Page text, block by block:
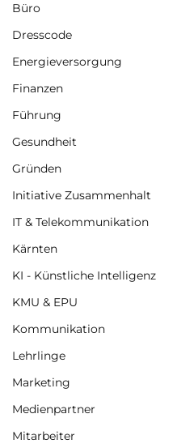
Büro
Dresscode
Energieversorgung
Finanzen
Führung
Gesundheit
Gründen
Initiative Zusammenhalt
IT & Telekommunikation
Kärnten
KI - Künstliche Intelligenz
KMU & EPU
Kommunikation
Lehrlinge
Marketing
Medienpartner
Mitarbeiter